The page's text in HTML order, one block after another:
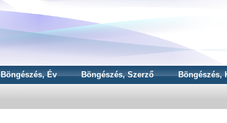
Böngészés, Év Böngészés, Szerző Böngészés,